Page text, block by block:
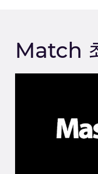
Match